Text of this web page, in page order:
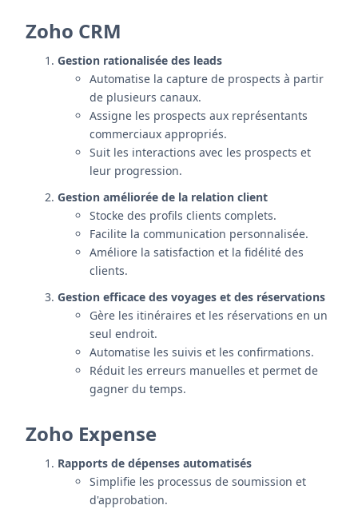
Zoho CRM
Gestion rationalisée des leads
Automatise la capture de prospects à partir
de plusieurs canaux.
Assigne les prospects aux représentants
commerciaux appropriés.
Suit les interactions avec les prospects et
leur progression.
Gestion améliorée de la relation client
Stocke des profils clients complets.
Facilite la communication personnalisée.
Améliore la satisfaction et la fidélité des
clients.
Gestion efficace des voyages et des réservations
Gère les itinéraires et les réservations en un
seul endroit.
Automatise les suivis et les confirmations.
Réduit les erreurs manuelles et permet de
gagner du temps.
Zoho Expense
Rapports de dépenses automatisés
Simplifie les processus de soumission et
d'approbation.